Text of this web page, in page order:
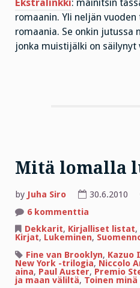
Ekstralinkki: mainitsin
romaanin. Yli neljän
romaania. Se onkin jutussa
jonka muistijälki on säilynyt
Mitä lomalla
by Juha Siro 30.6.2010
6 kommenttia
lomalla
luettaisiin?
Dekkarit, Kirjalliset listat,
Kirjat, Lukeminen,
Fine van Brooklyn, Kazuo
New York -trilogia, Niccolo
aina, Paul Auster, Premio
ja maan väliltä, Toinen minä